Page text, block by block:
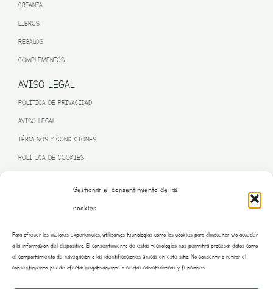
Gestionar el consentimiento de las
cookies
Para ofrecer las mejores experiencias, utilizamos tecnologías como las cookies para almacenar y/o acceder
a la información del dispositivo. El consentimiento de estas tecnologías nos permitirá procesar datos como
el comportamiento de navegación o las identificaciones únicas en este sitio. No consentir o retirar el
consentimiento, puede afectar negativamente a ciertas características y funciones.
CRIANZA
LIBROS
REGALOS
COMPLEMENTOS
AVISO LEGAL
POLÍTICA DE PRIVACIDAD
AVISO LEGAL
TÉRMINOS Y CONDICIONES
POLÍTICA DE COOKIES
– NEXT GENERATION EU